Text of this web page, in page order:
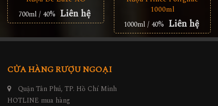
700ml / 40% Liên hệ
1000ml
1000ml / 40% Liên hệ
CỬA HÀNG RƯỢU NGOẠI
Quận Tân Phú, TP. Hồ Chí Minh
HOTLINE mua hàng